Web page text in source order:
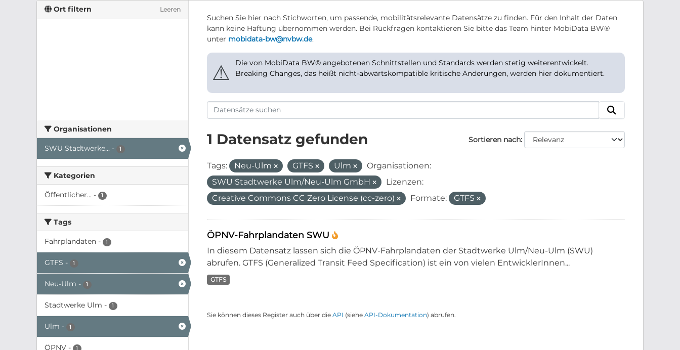
Ort filtern Leeren
Organisationen
SWU Stadtwerke... - 1
Kategorien
Öffentlicher... - 1
Tags
Fahrplandaten - 1
GTFS - 1
Neu-Ulm - 1
Stadtwerke Ulm - 1
Ulm - 1
ÖPNV - 1
Suchen Sie hier nach Stichworten, um passende, mobilitätsrelevante Datensätze zu finden. Für den Inhalt der Daten
kann keine Haftung übernommen werden. Bei Rückfragen kontaktieren Sie bitte das Team hinter MobiData BW®
unter mobidata-bw@nvbw.de.
⚠
Die von MobiData BW® angebotenen Schnittstellen und Standards werden stetig weiterentwickelt.
Breaking Changes, das heißt nicht-abwärtskompatible kritische Änderungen, werden hier dokumentiert.
Sortieren nach
1 Datensatz gefunden
Tags: Neu-Ulm GTFS Ulm
Organisationen:
SWU Stadtwerke Ulm/Neu-Ulm GmbH
Lizenzen:
Creative Commons CC Zero License (cc-zero)
Formate: GTFS
ÖPNV-Fahrplandaten SWU
In diesem Datensatz lassen sich die ÖPNV-Fahrplandaten der Stadtwerke Ulm/Neu-Ulm (SWU)
abrufen. GTFS (Generalized Transit Feed Specification) ist ein von vielen EntwicklerInnen...
GTFS
Sie können dieses Register auch über die API (siehe API-Dokumentation) abrufen.